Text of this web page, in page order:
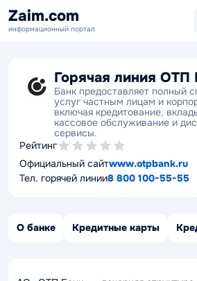
Zaim.com
информационный портал
Горячая линия ОТП
Банк предоставляет полный
услуг частным лицам и
включая кредитование,
кассовое обслуживание и
сервисы.
Рейтинг
Официальный сайтwww.otpbank.ru
Тел. горячей линии8 800 100-55-55
О банке Кредитные карты